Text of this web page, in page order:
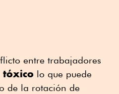
entre trabajadores
tóxico lo que puede
de la rotación de